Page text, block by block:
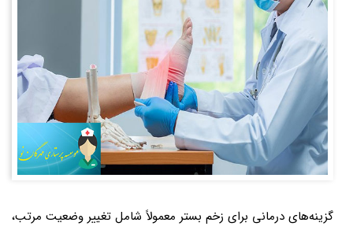
گزینه‌های درمانی برای زخم بستر معمولاً شامل تغییر وضعیت مرتب،